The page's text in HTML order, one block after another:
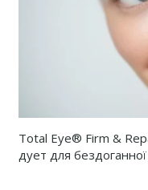
Total Eye® Firm &
дует для